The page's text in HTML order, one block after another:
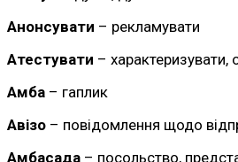
Анонсувати – рекламувати
Атестувати –
Амба – гаплик
Авізо – повідомлення щодо
Амбасада – посольство,